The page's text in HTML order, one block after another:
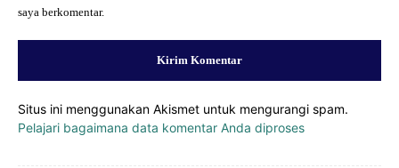
saya berkomentar.
Situs ini menggunakan Akismet untuk mengurangi spam.
Pelajari bagaimana data komentar Anda diproses